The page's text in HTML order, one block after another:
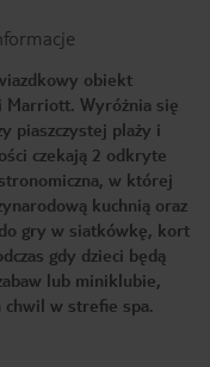
obiekt
Marriott. Wyróżnia się
piaszczystej plaży i
czekają 2 odkryte
w której
kuchnią oraz
gry w siatkówkę, kort
gdy dzieci będą
lub miniklubie,
chwil w strefie spa.